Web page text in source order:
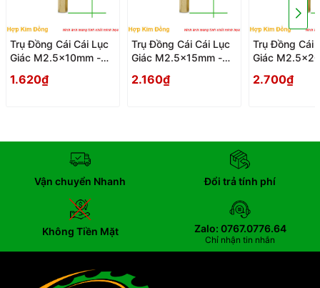
Trụ Đồng Cái Cái Lục
Giác M2.5x10mm -
Giac
1.620₫
Trụ Đồng Cái Cái Lục
Giác M2.5x15mm -
Giac
2.160₫
Trụ Đồng Cái
Giác
Giac
2.700₫
Vận chuyển Nhanh Đổi trả tính phí
Không Tiền Mặt Zalo: 0767.0776.64
Chỉ nhận tin nhắn